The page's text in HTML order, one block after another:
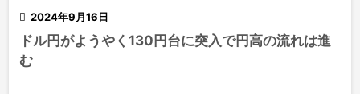
 2024年9月16日
ドル円がようやく130円台に突入で円高の流れは進
む